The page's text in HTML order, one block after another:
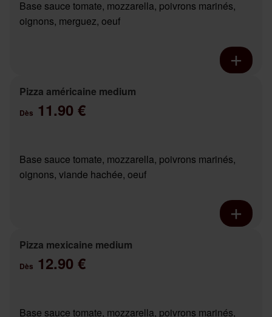
Base sauce tomate, mozzarella, poivrons marinés,
oignons, merguez, oeuf
Pizza américaine medium
Dès 11.90 €
Base sauce tomate, mozzarella, poivrons marinés,
oignons, viande hachée, oeuf
Pizza mexicaine medium
Dès 12.90 €
Base sauce tomate, mozzarella, poivrons marinés,